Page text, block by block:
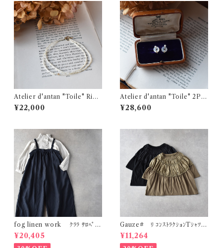
Atelier d'antan "Toile" Rice
Pearl Bracelet (2)
¥22,000
Atelier d'antan "Toile" 2Pe
arl Round Earring Cuff (S)
¥28,600
fog linen work ｸﾗﾗ ｻﾛﾍﾟｯﾄ
( ﾆｭｲ(ﾈｲﾋﾞｰ系)) LWC034
¥20,405
Gauze# ﾘ ｺﾝｽﾄﾗｸｼｮﾝTｼｬﾂ
G1193
¥11,264